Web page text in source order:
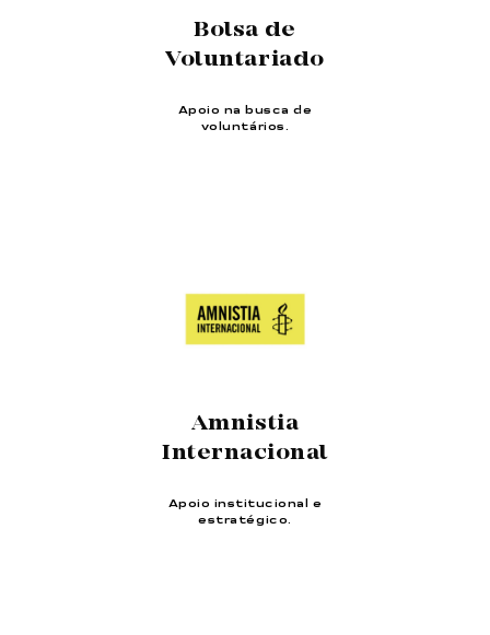
Bolsa de
Voluntariado
Apoio na busca de
voluntários.
Amnistia
Internacional
Apoio institucional e
estratégico.